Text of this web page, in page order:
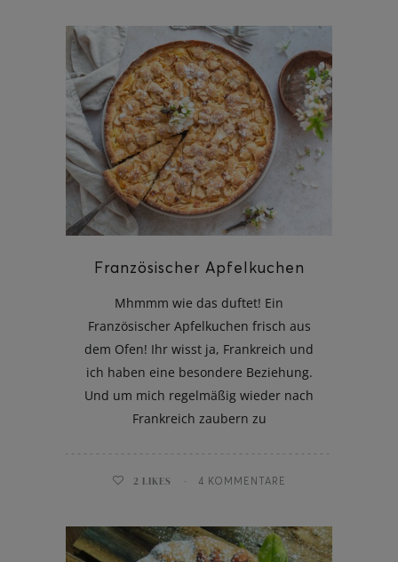
Französischer Apfelkuchen
Mhmmm wie das duftet! Ein
Französischer Apfelkuchen frisch aus
dem Ofen! Ihr wisst ja, Frankreich und
ich haben eine besondere Beziehung.
Und um mich regelmäßig wieder nach
Frankreich zaubern zu
2 LIKES 4 KOMMENTARE